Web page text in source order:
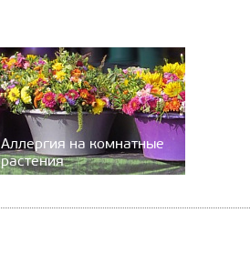
Аллергия на комнатные
растения